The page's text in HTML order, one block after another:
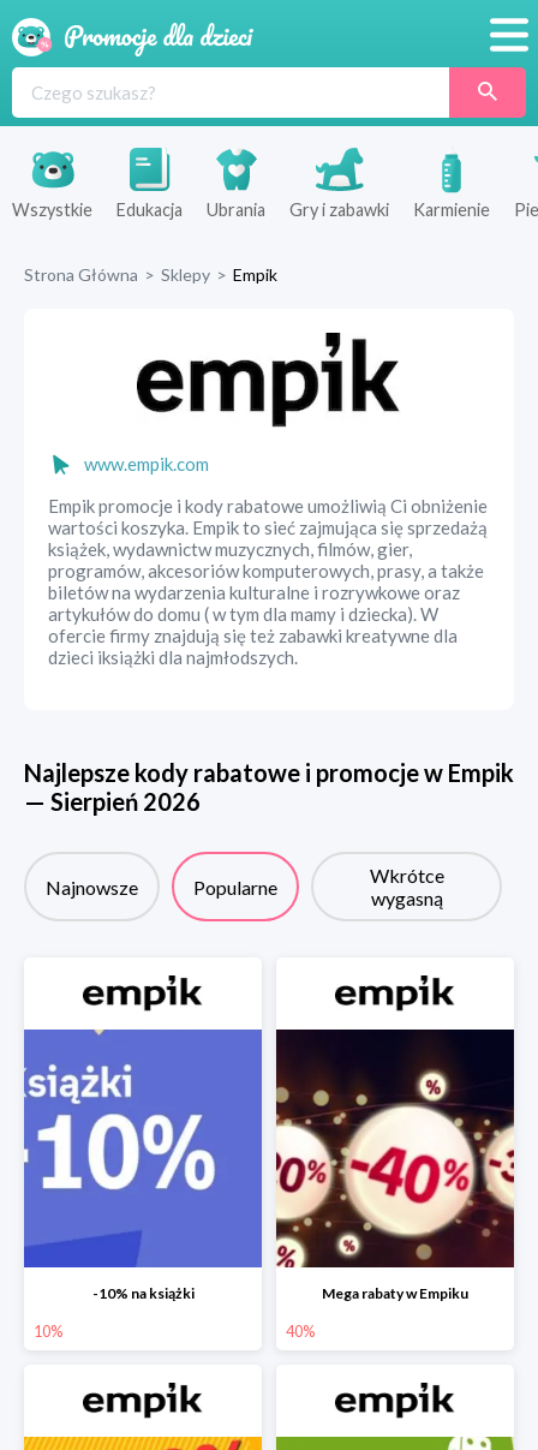
Produkty
Sklepy
Wszystkie Edukacja Ubrania Gry i zabawki Karmienie
Strona Główna > Sklepy > Empik
www.empik.com
Empik promocje i kody rabatowe umożliwią Ci obniżenie
wartości koszyka. Empik to sieć zajmująca się sprzedażą
książek, wydawnictw muzycznych, filmów, gier,
programów, akcesoriów komputerowych, prasy, a także
biletów na wydarzenia kulturalne i rozrywkowe oraz
artykułów do domu ( w tym dla mamy i dziecka). W
ofercie firmy znajdują się też zabawki kreatywne dla
dzieci iksiążki dla najmłodszych.
Najlepsze kody rabatowe i promocje w Empik
— Sierpień 2026
Najnowsze Popularne
Wkrótce
wygasną
-10% na książki
10%
Mega rabaty w Empiku
40%